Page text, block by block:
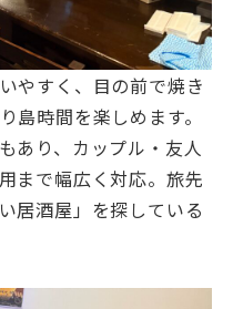
やすく、目の前で焼き
島時間を楽しめます。
あり、カップル・友人
まで幅広く対応。旅先
居酒屋」を探している